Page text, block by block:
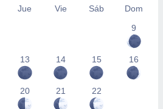
Jue Vie Sáb
Dom
9
13 14 15 16
20 21 22